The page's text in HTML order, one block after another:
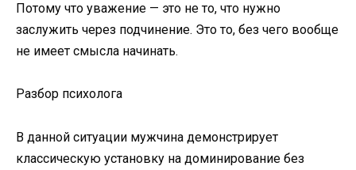
Потому что уважение — это не то, что нужно
заслужить через подчинение. Это то, без чего вообще
не имеет смысла начинать.
Разбор психолога
В данной ситуации мужчина демонстрирует
классическую установку на доминирование без